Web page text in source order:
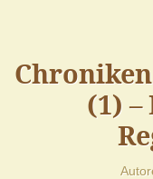
(1)